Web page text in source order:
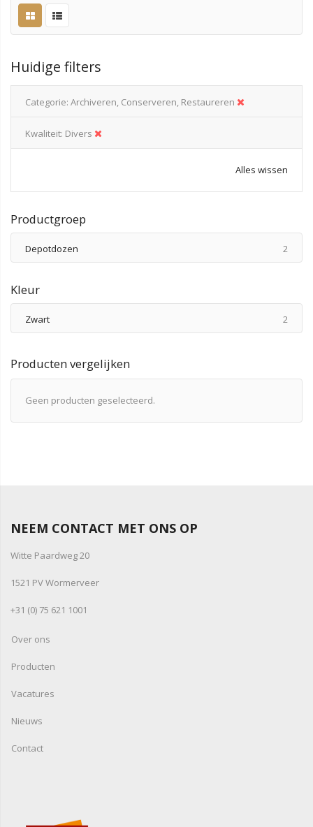
Huidige filters
Categorie Archiveren, Conserveren, Restaureren
Kwaliteit Divers
Alles wissen
Productgroep
Depotdozen 2
Kleur
Zwart 2
Producten vergelijken
Geen producten geselecteerd.
NEEM CONTACT MET ONS OP
Witte Paardweg 20
1521 PV Wormerveer
+31 (0) 75 621 1001
Over ons
Producten
Vacatures
Nieuws
Contact